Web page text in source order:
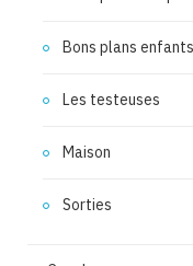
Bons plans enfants
Les testeuses
Maison
Sorties